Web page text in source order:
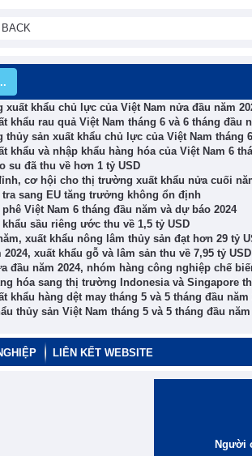
xuất khẩu chủ lực của Việt Nam nửa đầu năm
khẩu rau quả Việt Nam tháng 6 và 6 tháng đầu
thủy sản xuất khẩu chủ lực của Việt Nam tháng
khẩu và nhập khẩu hàng hóa của Việt Nam 6
su đã thu về hơn 1 tỷ USD
cơ hội cho thị trường xuất khẩu nửa cuối
tra sang EU tăng trưởng không ổn định
Việt Nam 6 tháng đầu năm và dự báo 2024
sầu riêng ước thu về 1,5 tỷ USD
xuất khẩu nông lâm thủy sản đạt hơn 29 tỷ
2024, xuất khẩu gỗ và lâm sản thu về 7,95 tỷ USD
đầu năm 2024, nhóm hàng công nghiệp chế
hóa sang thị trường Indonesia và Singapore
khẩu hàng dệt may tháng 5 và 5 tháng đầu năm
thủy sản Việt Nam tháng 5 và 5 tháng đầu năm
LIÊN KẾT WEBSITE
Người